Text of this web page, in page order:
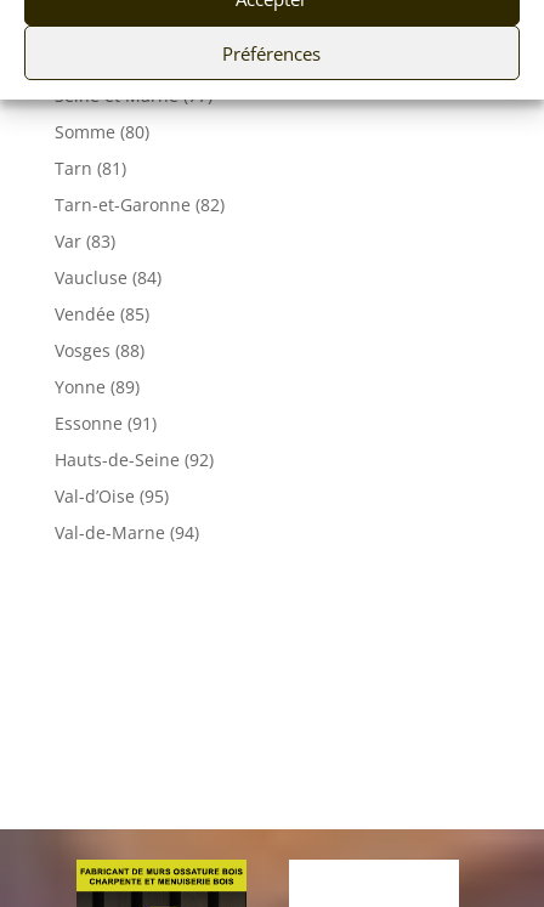
Préférences
Ile de France
Seine et Marne (77)
Somme (80)
Tarn (81)
Tarn-et-Garonne (82)
Var (83)
Vaucluse (84)
Vendée (85)
Vosges (88)
Yonne (89)
Essonne (91)
Hauts-de-Seine (92)
Val-d’Oise (95)
Val-de-Marne (94)